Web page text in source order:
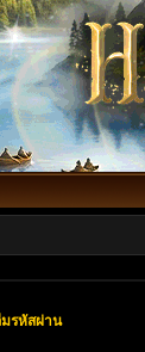
รหัสผ่าน